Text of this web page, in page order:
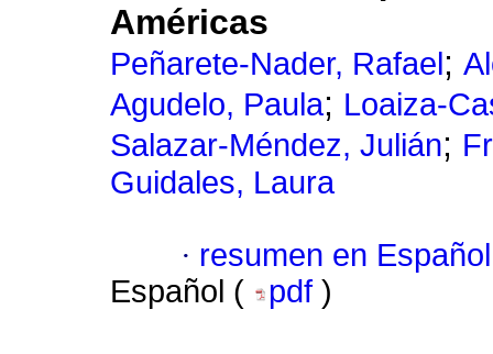
Américas
Peñarete-Nader, Rafael ;
Agudelo, Paula; Loaiza-
Salazar-Méndez, Julián;
Guidales, Laura
· resumen en Español
Español (
pdf )